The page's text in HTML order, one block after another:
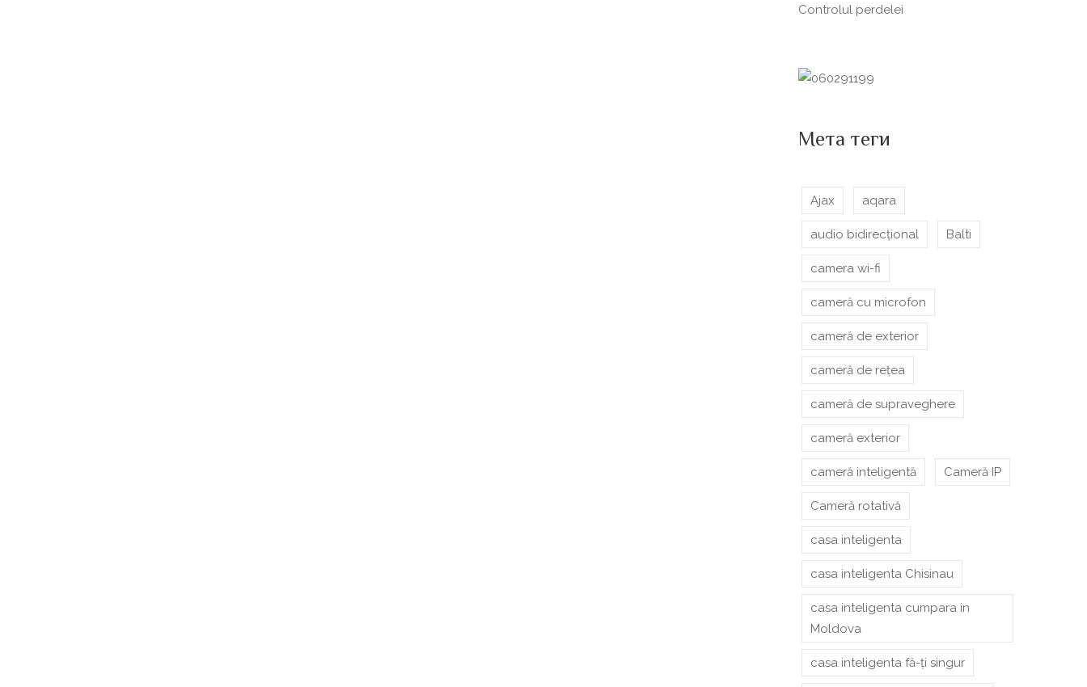
Сontrolul perdelei
Мета теги
Ajax aqara
audio bidirecțional Balti
camera wi-fi
cameră cu microfon
cameră de exterior
cameră de rețea
cameră de supraveghere
cameră exterior
cameră inteligentă Cameră IP
Cameră rotativă
casa inteligenta
casa inteligenta Chisinau
casa inteligenta cumpara in
Moldova
casa inteligenta fă-ți singur